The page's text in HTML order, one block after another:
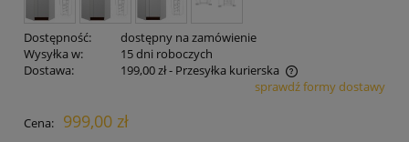
Dostępność:
dostępny na zamówienie
Wysyłka w:
15 dni roboczych
Dostawa:
199,00 zł- Przesyłka kurierska
Cena nie zawiera ewentualnych kosztów płatnościsprawdź formy dostawy
Cena: 999,00 zł